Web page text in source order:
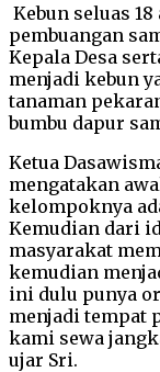
Kebun seluas
pembuangan
Kepala Desa
menjadi kebun
tanaman
bumbu dapur
Ketua
mengatakan
kelompoknya
Kemudian dari
masyarakat
kemudian
ini dulu punya
menjadi tempat
kami sewa
ujar Sri.